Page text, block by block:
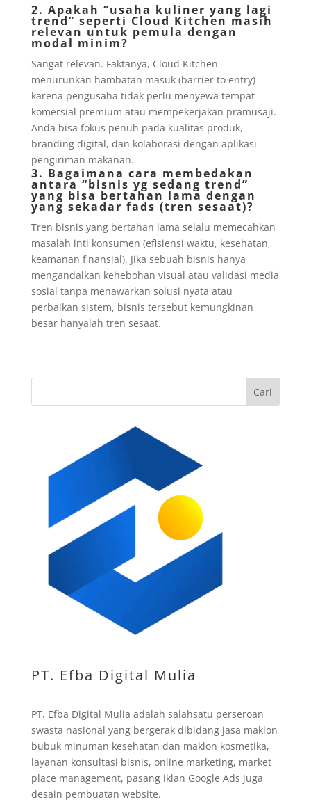
2. Apakah “usaha kuliner yang lagi
trend” seperti Cloud Kitchen masih
relevan untuk pemula dengan
modal minim?
Sangat relevan. Faktanya, Cloud Kitchen
menurunkan hambatan masuk (barrier to entry)
karena pengusaha tidak perlu menyewa tempat
komersial premium atau mempekerjakan pramusaji.
Anda bisa fokus penuh pada kualitas produk,
branding digital, dan kolaborasi dengan aplikasi
pengiriman makanan.
3. Bagaimana cara membedakan
antara “bisnis yg sedang trend”
yang bisa bertahan lama dengan
yang sekadar fads (tren sesaat)?
Tren bisnis yang bertahan lama selalu memecahkan
masalah inti konsumen (efisiensi waktu, kesehatan,
keamanan finansial). Jika sebuah bisnis hanya
mengandalkan kehebohan visual atau validasi media
sosial tanpa menawarkan solusi nyata atau
perbaikan sistem, bisnis tersebut kemungkinan
besar hanyalah tren sesaat.
Cari
PT. Efba Digital Mulia
PT. Efba Digital Mulia adalah salahsatu perseroan
swasta nasional yang bergerak dibidang jasa maklon
bubuk minuman kesehatan dan maklon kosmetika,
layanan konsultasi bisnis, online marketing, market
place management, pasang iklan Google Ads juga
desain pembuatan website.